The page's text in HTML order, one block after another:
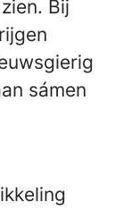
Bij
sámen